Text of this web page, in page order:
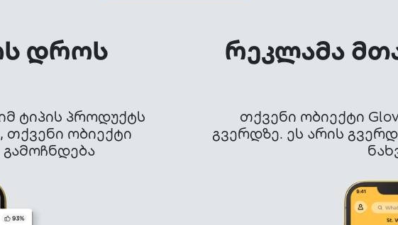
დროს
ტიპის პროდუქტს
ობიექტი
გამოჩნდება
რეკლამა
თქვენი ობიექტი
გვერდზე. ეს არის